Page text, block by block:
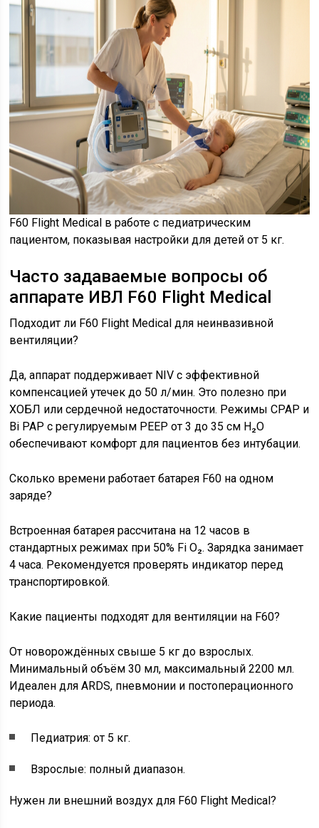
F60 Flight Medical в работе с педиатрическим
пациентом, показывая настройки для детей от 5 кг.
Часто задаваемые вопросы об
аппарате ИВЛ F60 Flight Medical
Подходит ли F60 Flight Medical для неинвазивной
вентиляции?
Да, аппарат поддерживает NIV с эффективной
компенсацией утечек до 50 л/мин. Это полезно при
ХОБЛ или сердечной недостаточности. Режимы CPAP и
Bi PAP с регулируемым PEEP от 3 до 35 см H₂O
обеспечивают комфорт для пациентов без интубации.
Сколько времени работает батарея F60 на одном
заряде?
Встроенная батарея рассчитана на 12 часов в
стандартных режимах при 50% Fi O₂. Зарядка занимает
4 часа. Рекомендуется проверять индикатор перед
транспортировкой.
Какие пациенты подходят для вентиляции на F60?
От новорождённых свыше 5 кг до взрослых.
Минимальный объём 30 мл, максимальный 2200 мл.
Идеален для ARDS, пневмонии и постоперационного
периода.
Педиатрия: от 5 кг.
Взрослые: полный диапазон.
Нужен ли внешний воздух для F60 Flight Medical?